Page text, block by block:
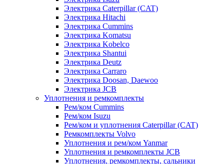
Электрика Caterpillar (CAT)
Электрика Hitachi
Электрика Cummins
Электрика Komatsu
Электрика Kobelco
Электрика Shantui
Электрика Deutz
Электрика Carraro
Электрика Doosan, Daewoo
Электрика JCB
Уплотнения и ремкомплекты
Рем/ком Cummins
Рем/ком Isuzu
Рем/ком и уплотнения Caterpillar (CAT)
Ремкомплекты Volvo
Уплотнения и рем/ком Yanmar
Уплотнения и ремкомплекты JCB
Уплотнения, ремкомплекты, сальники